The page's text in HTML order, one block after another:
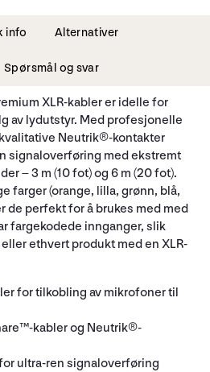
info Alternativer
Spørsmål og svar
XLR-kabler er idelle for
av lydutstyr. Med profesjonelle
Neutrik®-kontakter
signaloverføring med ekstremt
– 3 m (10 fot) og 6 m (20 fot).
farger (orange, lilla, grønn, blå,
de perfekt for å brukes med med
fargekodede innganger, slik
ethvert produkt med en XLR-
for tilkobling av mikrofoner til
kabler og Neutrik®-
ultra-ren signaloverføring